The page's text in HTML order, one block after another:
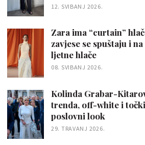
12. SVIBANJ 2026.
Zara ima “curtain”
zavjese se spuštaju i
ljetne hlače
08. SVIBANJ 2026.
Kolinda Grabar-
trenda, off-white i
poslovni look
29. TRAVANJ 2026.